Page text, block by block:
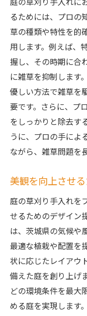
るためには、プロの
草の種類や特性を的
用します。例えば、
握し、その時期に合
に雑草を抑制します
優しい方法で雑草を
要です。さらに、プ
をしっかりと除去す
うに、プロの手によ
ながら、雑草問題を
美観を向上させ
庭の草刈り手入れを
せるためのデザイン
は、茨城県の気候や
最適な植栽や配置を
状に応じたレイアウ
備えた庭を創り上げ
どの環境条件を最大
める庭を実現します